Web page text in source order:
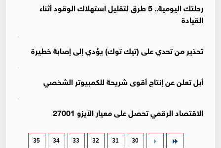
رحلتك اليومية.. 5 طرق لتقليل استهلاك الوقود أثناء
القيادة
تحذير من تحدي على (تيك توك) يؤدي إلى إصابة خطيرة
أبل تعلن عن إنتاج أقوى شريحة للكمبيوتر الشخصي
الاقتصاد الرقمي تحصل على معيار الآيزو 27001
30
31
32
33
34
35